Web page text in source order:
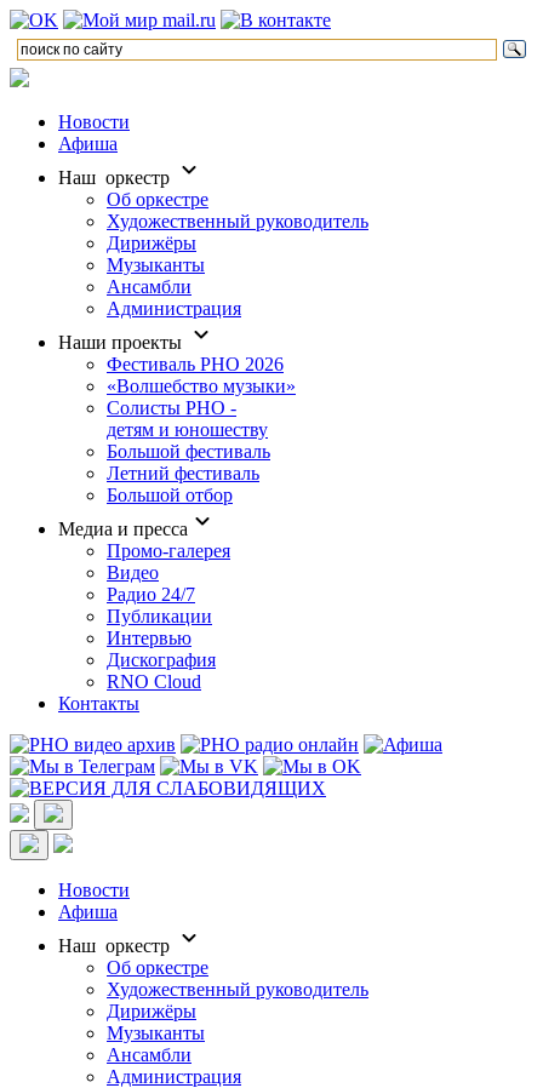
Новости
Афиша
Наш оркестр
Об оркестре
Художественный руководитель
Дирижёры
Музыканты
Ансамбли
Администрация
Наши проекты
Фестиваль РНО 2026
«Волшебство музыки»
Солисты РНО -
детям и юношеству
Большой фестиваль
Летний фестиваль
Большой отбор
Медиа и пресса
Промо-галерея
Видео
Радио 24/7
Публикации
Интервью
Дискография
RNO Cloud
Контакты
Новости
Афиша
Наш оркестр
Об оркестре
Художественный руководитель
Дирижёры
Музыканты
Ансамбли
Администрация